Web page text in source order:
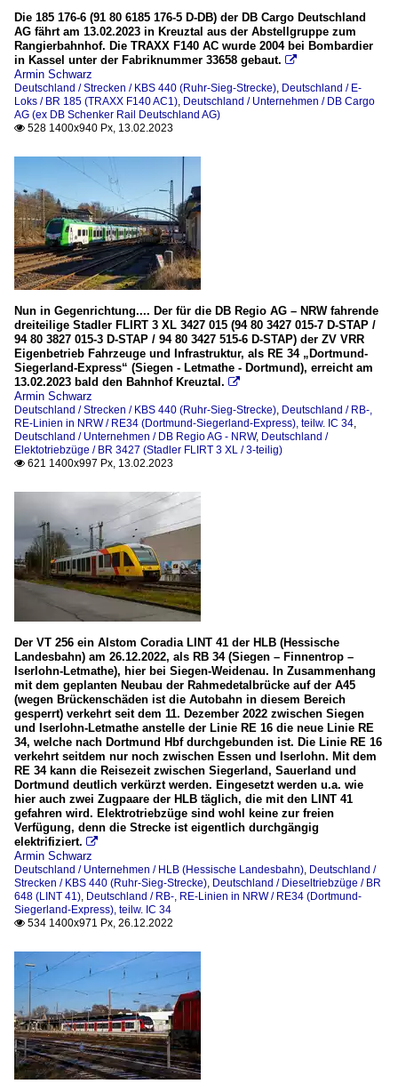
Die 185 176-6 (91 80 6185 176-5 D-DB) der DB Cargo Deutschland
AG fährt am 13.02.2023 in Kreuztal aus der Abstellgruppe zum
Rangierbahnhof. Die TRAXX F140 AC wurde 2004 bei Bombardier
in Kassel unter der Fabriknummer 33658 gebaut. 
Armin Schwarz
Deutschland / Strecken / KBS 440 (Ruhr-Sieg-Strecke) Deutschland / E-
Loks / BR 185 (TRAXX F140 AC1) Deutschland / Unternehmen / DB Cargo
AG (ex DB Schenker Rail Deutschland AG)
 528 1400x940 Px, 13.02.2023
Nun in Gegenrichtung.... Der für die DB Regio AG – NRW fahrende
dreiteilige Stadler FLIRT 3 XL 3427 015 (94 80 3427 015-7 D-STAP /
94 80 3827 015-3 D-STAP / 94 80 3427 515-6 D-STAP) der ZV VRR
Eigenbetrieb Fahrzeuge und Infrastruktur, als RE 34 „Dortmund-
Siegerland-Express“ (Siegen - Letmathe - Dortmund), erreicht am
13.02.2023 bald den Bahnhof Kreuztal. 
Armin Schwarz
Deutschland / Strecken / KBS 440 (Ruhr-Sieg-Strecke) Deutschland / RB-,
RE-Linien in NRW / RE34 (Dortmund-Siegerland-Express), teilw. IC 34
Deutschland / Unternehmen / DB Regio AG - NRW, Deutschland /
Elektotriebzüge / BR 3427 (Stadler FLIRT 3 XL / 3-teilig)
 621 1400x997 Px, 13.02.2023
Der VT 256 ein Alstom Coradia LINT 41 der HLB (Hessische
Landesbahn) am 26.12.2022, als RB 34 (Siegen – Finnentrop –
Iserlohn-Letmathe), hier bei Siegen-Weidenau. In Zusammenhang
mit dem geplanten Neubau der Rahmedetalbrücke auf der A45
(wegen Brückenschäden ist die Autobahn in diesem Bereich
gesperrt) verkehrt seit dem 11. Dezember 2022 zwischen Siegen
und Iserlohn-Letmathe anstelle der Linie RE 16 die neue Linie RE
34, welche nach Dortmund Hbf durchgebunden ist. Die Linie RE 16
verkehrt seitdem nur noch zwischen Essen und Iserlohn. Mit dem
RE 34 kann die Reisezeit zwischen Siegerland, Sauerland und
Dortmund deutlich verkürzt werden. Eingesetzt werden u.a. wie
hier auch zwei Zugpaare der HLB täglich, die mit den LINT 41
gefahren wird. Elektrotriebzüge sind wohl keine zur freien
Verfügung, denn die Strecke ist eigentlich durchgängig
elektrifiziert. 
Armin Schwarz
Deutschland / Unternehmen / HLB (Hessische Landesbahn) Deutschland /
Strecken / KBS 440 (Ruhr-Sieg-Strecke) Deutschland / Dieseltriebzüge / BR
648 (LINT 41) Deutschland / RB-, RE-Linien in NRW / RE34 (Dortmund-
Siegerland-Express), teilw. IC 34
 534 1400x971 Px, 26.12.2022